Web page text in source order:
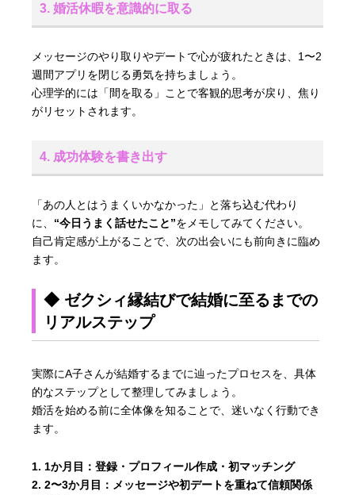
3. 婚活休暇を意識的に取る
メッセージのやり取りやデートで心が疲れたときは、1〜2
週間アプリを閉じる勇気を持ちましょう。
心理学的には「間を取る」ことで客観的思考が戻り、焦り
がリセットされます。
4. 成功体験を書き出す
「あの人とはうまくいかなかった」と落ち込む代わり
に、 “今日うまく話せたこと”をメモしてみてください。
自己肯定感が上がることで、次の出会いにも前向きに臨め
ます。
◆ ゼクシィ縁結びで結婚に至るまでの
リアルステップ
実際にA子さんが結婚するまでに辿ったプロセスを、具体
的なステップとして整理してみましょう。
婚活を始める前に全体像を知ることで、迷いなく行動でき
ます。
1か月目：登録・プロフィール作成・初マッチング
2〜3か月目： メッセージや初デートを重ねて信頼関係